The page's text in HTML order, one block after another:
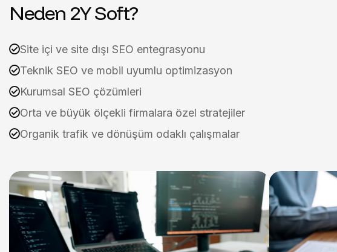
Neden 2Y Soft?
Site içi ve site dışı SEO entegrasyonu
Teknik SEO ve mobil uyumlu optimizasyon
Kurumsal SEO çözümleri
Orta ve büyük ölçekli firmalara özel stratejiler
Organik trafik ve dönüşüm odaklı çalışmalar